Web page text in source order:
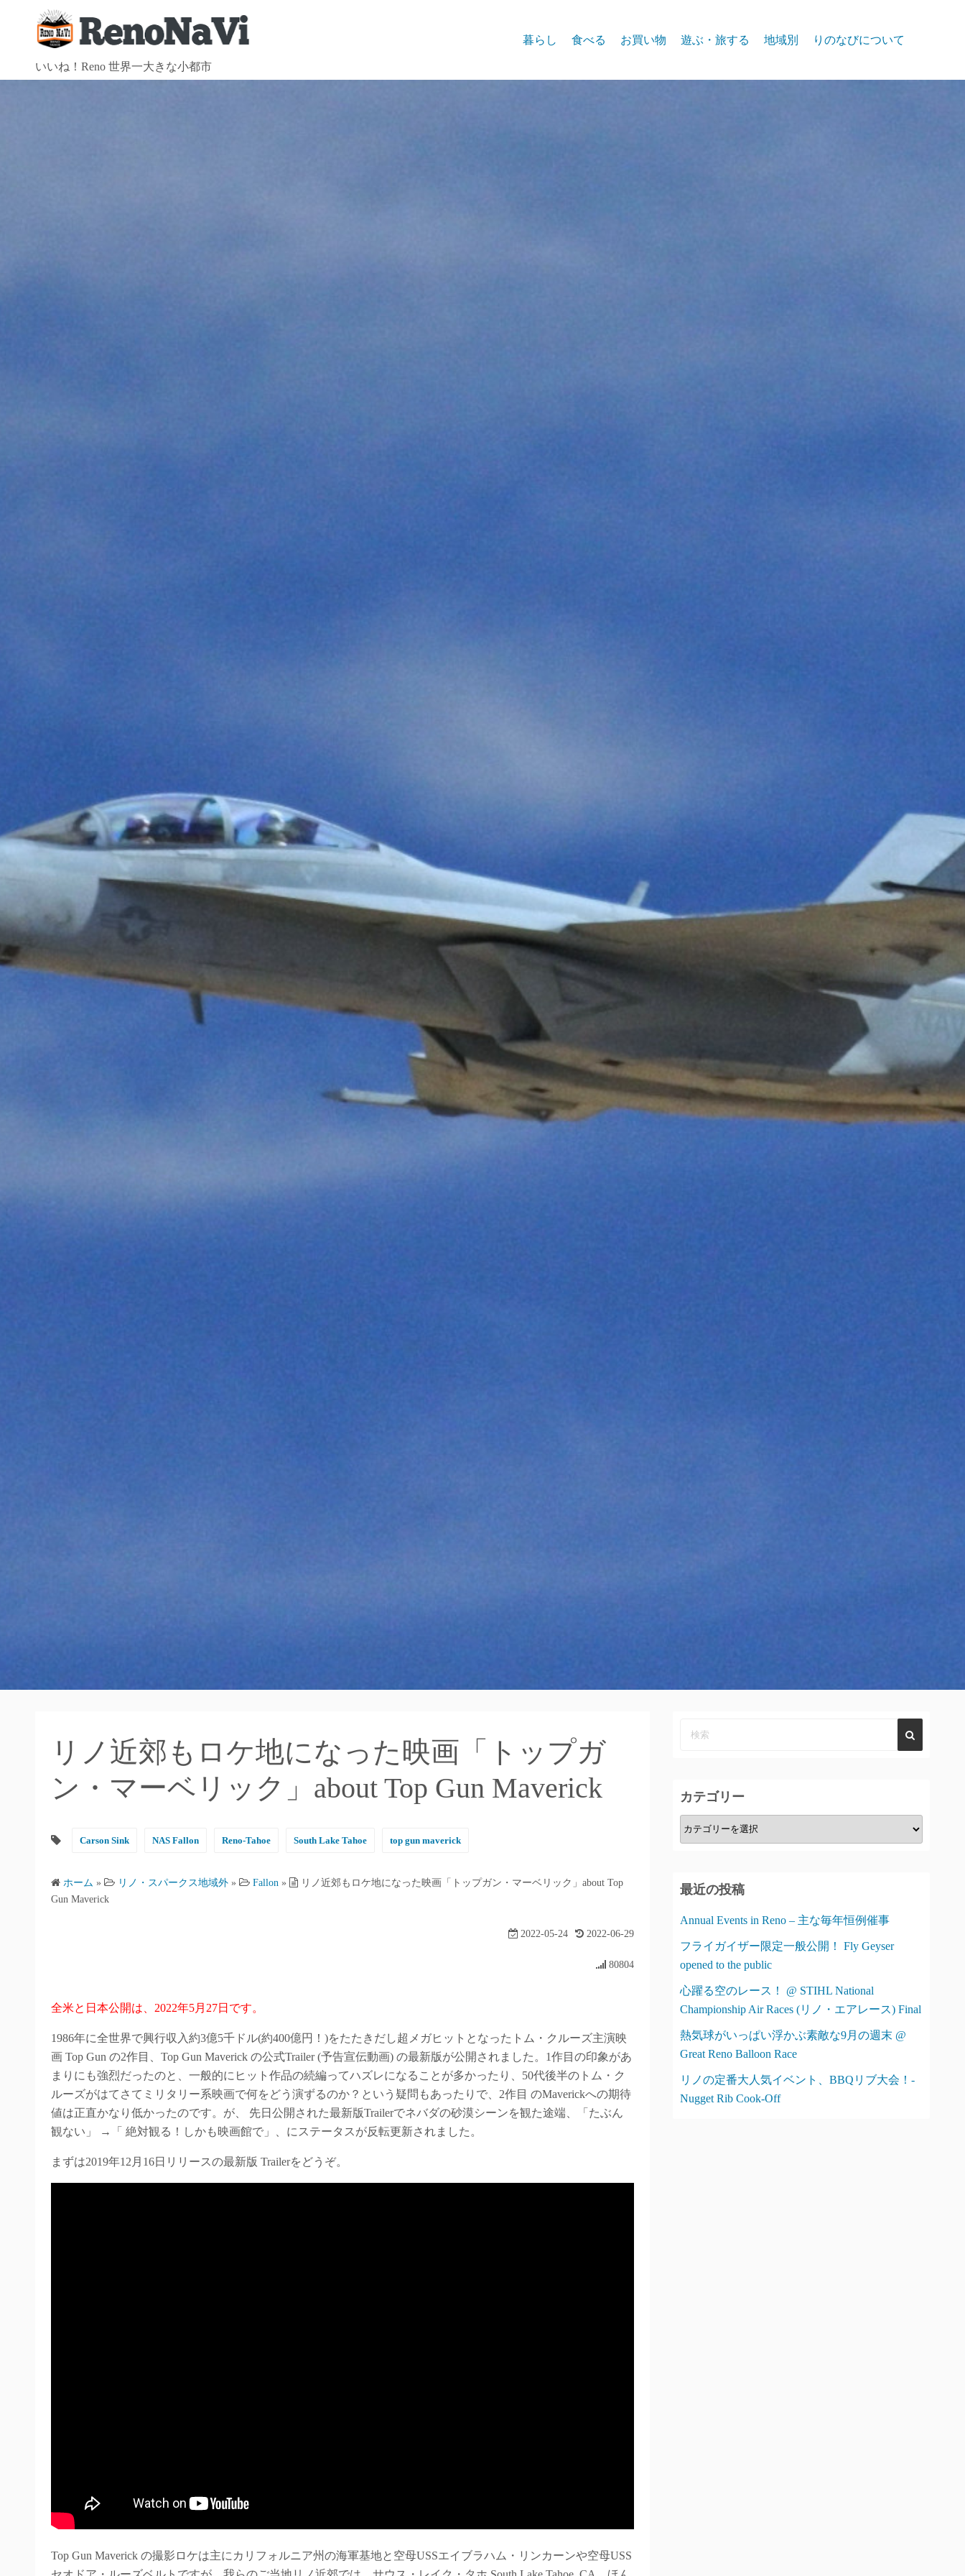
ツ
いいね！Reno 世界一大きな小都市
暮らし 食べる お買い物 遊ぶ・旅する 地域別 りのなびについて
リノ近郊もロケ地になった映画「トップガ
ン・マーベリック」about Top Gun Maverick
Carson Sink NAS Fallon Reno-Tahoe South Lake Tahoe top gun maverick
ホーム » リノ・スパークス地域外 » Fallon »
リノ近郊もロケ地になった映画「トップガン・マーベリック」about Top
Gun Maverick
2022-05-24 2022-06-29
80804
全米と日本公開は、2022年5月27日です。
1986年に全世界で興行収入約3億5千ドル(約400億円！)をたたきだし超メガヒットとなったトム・クルーズ主演映
画 Top Gun の2作目、Top Gun Maverick の公式Trailer (予告宣伝動画) の最新版が公開されました。1作目の印象があ
まりにも強烈だったのと、一般的にヒット作品の続編ってハズレになることが多かったり、50代後半のトム・ク
ルーズがはてさてミリタリー系映画で何をどう演ずるのか？という疑問もあったりで、2作目 のMaverickへの期待
値は正直かなり低かったのです。が、 先日公開された最新版Trailerでネバダの砂漠シーンを観た途端、「たぶん
観ない」 →「 絶対観る！しかも映画館で」、にステータスが反転更新されました。
まずは2019年12月16日リリースの最新版 Trailerをどうぞ。
Top Gun Maverick の撮影ロケは主にカリフォルニア州の海軍基地と空母USSエイブラハム・リンカーンや空母USS
カテゴリー
カ
テ
ー
最近の投稿
Annual Events in Reno – 主な毎年恒例催事
フライガイザー限定一般公開！ Fly Geyser
opened to the public
心躍る空のレース！ @ STIHL National
Championship Air Races (リノ・エアレース) Final
熱気球がいっぱい浮かぶ素敵な9月の週末 @
Great Reno Balloon Race
リノの定番大人気イベント、BBQリブ大会！-
Nugget Rib Cook-Off